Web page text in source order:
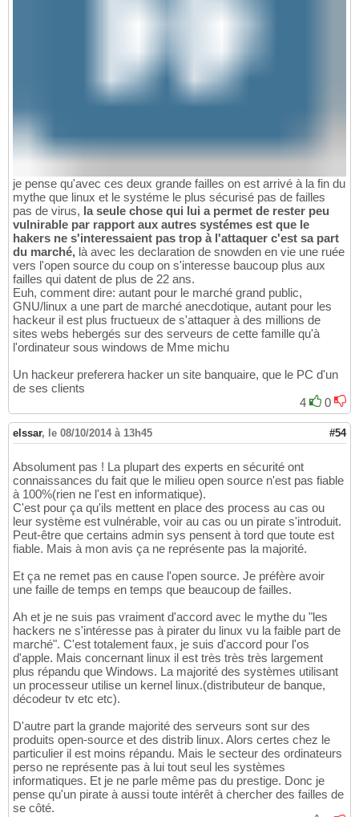
je pense qu'avec ces deux grande failles on est arrivé à la fin du
mythe que linux et le systéme le plus sécurisé pas de failles
pas de virus, la seule chose qui lui a permet de rester peu
vulnirable par rapport aux autres systémes est que le
hakers ne s'interessaient pas trop à l'attaquer c'est sa part
du marché, là avec les declaration de snowden en vie une ruée
vers l'open source du coup on s'interesse baucoup plus aux
failles qui datent de plus de 22 ans.
Euh, comment dire: autant pour le marché grand public,
GNU/linux a une part de marché anecdotique, autant pour les
hackeur il est plus fructueux de s'attaquer à des millions de
sites webs hebergés sur des serveurs de cette famille qu'à
l'ordinateur sous windows de Mme michu
Un hackeur preferera hacker un site banquaire, que le PC d'un
de ses clients
4
0
elssar, le 08/10/2014 à 13h45 #54
Absolument pas ! La plupart des experts en sécurité ont
connaissances du fait que le milieu open source n'est pas fiable
à 100%(rien ne l'est en informatique).
C'est pour ça qu'ils mettent en place des process au cas ou
leur système est vulnérable, voir au cas ou un pirate s'introduit.
Peut-être que certains admin sys pensent à tord que toute est
fiable. Mais à mon avis ça ne représente pas la majorité.
Et ça ne remet pas en cause l'open source. Je préfère avoir
une faille de temps en temps que beaucoup de failles.
Ah et je ne suis pas vraiment d'accord avec le mythe du "les
hackers ne s'intéresse pas à pirater du linux vu la faible part de
marché". C'est totalement faux, je suis d'accord pour l'os
d'apple. Mais concernant linux il est très très très largement
plus répandu que Windows. La majorité des systèmes utilisant
un processeur utilise un kernel linux.(distributeur de banque,
décodeur tv etc etc).
D'autre part la grande majorité des serveurs sont sur des
produits open-source et des distrib linux. Alors certes chez le
particulier il est moins répandu. Mais le secteur des ordinateurs
perso ne représente pas à lui tout seul les systèmes
informatiques. Et je ne parle même pas du prestige. Donc je
pense qu'un pirate à aussi toute intérêt à chercher des failles de
se côté.